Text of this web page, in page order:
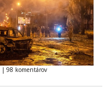
| 98 komentárov